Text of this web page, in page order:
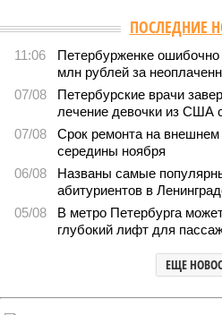
ПОСЛЕДНИЕ
11:06
Петербурженке
млн рублей за
07/08
Петербурские врачи
лечение девочки из США
07/08
Срок ремонта на
середины ноября
06/08
Названы самые
абитуриентов в
05/08
В метро Петербурга
глубокий лифт для
ЕЩЕ